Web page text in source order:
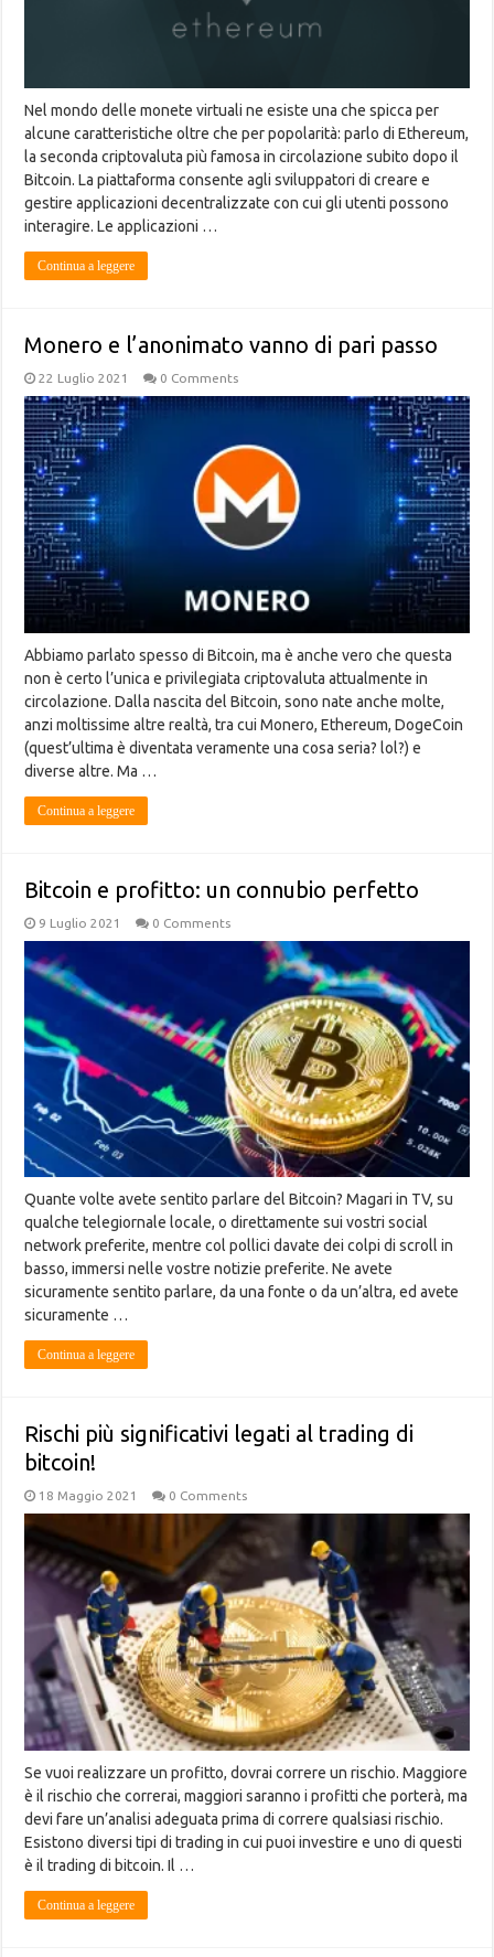
Nel mondo delle monete virtuali ne esiste una che spicca per
alcune caratteristiche oltre che per popolarità: parlo di Ethereum,
la seconda criptovaluta più famosa in circolazione subito dopo il
Bitcoin. La piattaforma consente agli sviluppatori di creare e
gestire applicazioni decentralizzate con cui gli utenti possono
interagire. Le applicazioni …
Continua a leggere
Monero e l’anonimato vanno di pari passo
22 Luglio 2021 0 Comments
Abbiamo parlato spesso di Bitcoin, ma è anche vero che questa
non è certo l’unica e privilegiata criptovaluta attualmente in
circolazione. Dalla nascita del Bitcoin, sono nate anche molte,
anzi moltissime altre realtà, tra cui Monero, Ethereum, DogeCoin
(quest’ultima è diventata veramente una cosa seria? lol?) e
diverse altre. Ma …
Continua a leggere
Bitcoin e profitto: un connubio perfetto
9 Luglio 2021 0 Comments
Quante volte avete sentito parlare del Bitcoin? Magari in TV, su
qualche telegiornale locale, o direttamente sui vostri social
network preferite, mentre col pollici davate dei colpi di scroll in
basso, immersi nelle vostre notizie preferite. Ne avete
sicuramente sentito parlare, da una fonte o da un’altra, ed avete
sicuramente …
Continua a leggere
Rischi più significativi legati al trading di
bitcoin!
18 Maggio 2021 0 Comments
Se vuoi realizzare un profitto, dovrai correre un rischio. Maggiore
è il rischio che correrai, maggiori saranno i profitti che porterà, ma
devi fare un’analisi adeguata prima di correre qualsiasi rischio.
Esistono diversi tipi di trading in cui puoi investire e uno di questi
è il trading di bitcoin. Il …
Continua a leggere